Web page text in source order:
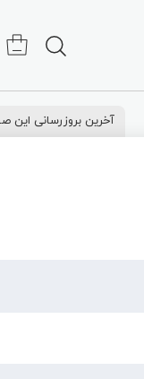
آخرین بروزرسانی این صفحه : 31